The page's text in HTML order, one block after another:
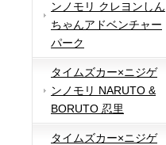
ンノモリ クレヨンしん
ちゃんアドベンチャー
パーク
タイムズカー×ニジゲ
ンノモリ NARUTO &
BORUTO 忍里
タイムズカー×ニジゲ